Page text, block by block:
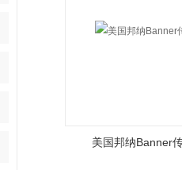
美国邦纳Banner